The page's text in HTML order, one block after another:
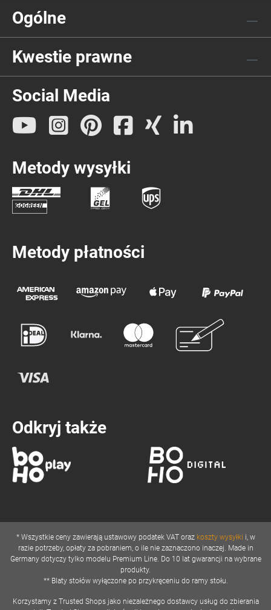
Ogólne
Kwestie prawne
Social Media
Metody wysyłki
Metody płatności
Odkryj także
* Wszystkie ceny zawierają ustawowy podatek VAT oraz koszty wysyłki i, w
razie potrzeby, opłaty za pobraniem, o ile nie zaznaczono inaczej. Made in
Germany dotyczy tylko modelu Premium Line. Do 10 lat gwarancji na wybrane
produkty.
** Blaty stołów wyłączone po przykręceniu do ramy stołu.
Korzystamy z Trusted Shops jako niezależnego dostawcy usług do zbierania